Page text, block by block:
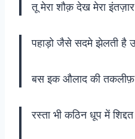
तू मेरा शौक़ देख मेरा
पहाड़ो जैसे सदमे झेलती है
बस इक औलाद की तकलीफ़
रस्ता भी कठिन धूप में